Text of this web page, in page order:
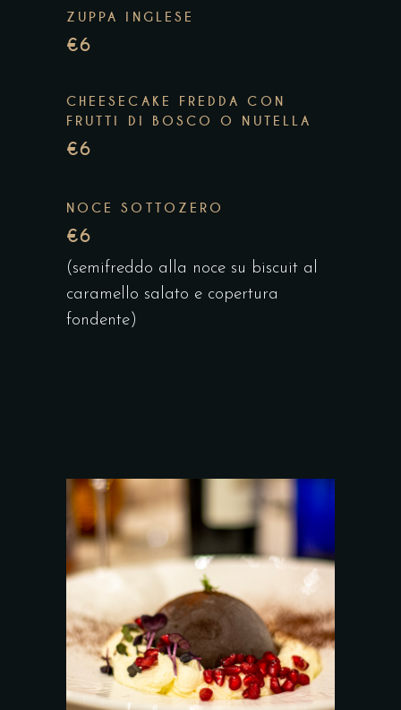
ZUPPA INGLESE
€6
CHEESECAKE FREDDA CON
FRUTTI DI BOSCO O NUTELLA
€6
NOCE SOTTOZERO
€6
(semifreddo alla noce su biscuit al
caramello salato e copertura
fondente)